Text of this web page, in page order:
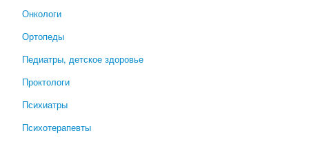
Онкологи
Ортопеды
Педиатры, детское здоровье
Проктологи
Психиатры
Психотерапевты